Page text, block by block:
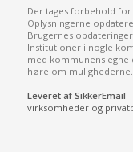
Der tages forbehold
Oplysningerne
Brugernes
Institutioner i nogle
med kommunens egne
høre om mulighederne.
Leveret af SikkerEmail
virksomheder og